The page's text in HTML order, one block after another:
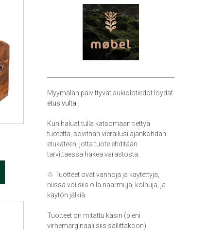
Myymälän päivittyvät aukiolotiedot löydät
etusivulta!
Kun haluat tulla katsomaan tiettyä
tuotetta, sovithan vierailusi ajankohdan
etukäteen, jotta tuote ehditään
tarvittaessa hakea varastosta.
♲ Tuotteet ovat vanhoja ja käytettyjä,
niissä voi siis olla naarmuja, kolhuja, ja
käytön jälkiä.
Tuotteet on mitattu käsin (pieni
virhemarginaali siis sallittakoon).